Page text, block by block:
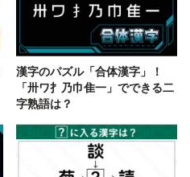
漢字のパズル「合体漢字」！
「卅ワ扌乃巾隹一」でできる二
字熟語は？